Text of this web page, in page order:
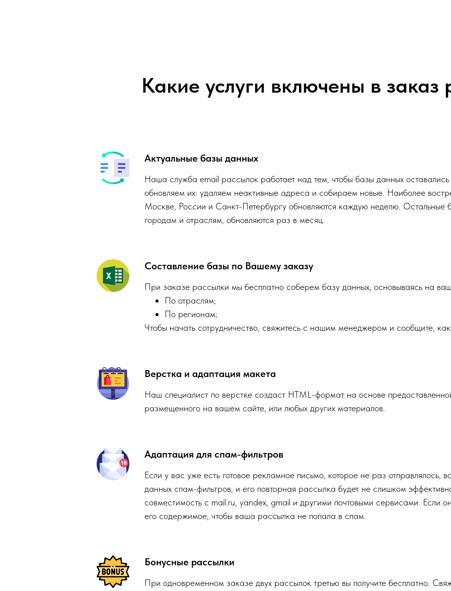
Какие услуги включены в заказ
Актуальные базы данных
Наша служба email рассылок работает над тем, чтобы базы данных
обновляем их: удаляем неактивные адреса и собираем новые. Наиболее
Москве, России и Санкт-Петербургу обновляются каждую неделю. Остальные
городам и отраслям, обновляются раз в месяц.
Составление базы по Вашему заказу
При заказе рассылки мы бесплатно соберем базу данных, основываясь на
По отраслям;
По регионам;
Чтобы начать сотрудничество, свяжитесь с нашим менеджером и сообщите,
Верстка и адаптация макета
Наш специалист по верстке создаст HTML-формат на основе
размещенного на вашем сайте, или любых других материалов.
Адаптация для спам-фильтров
Если у вас уже есть готовое рекламное письмо, которое не раз отправлялось,
данных спам-фильтров, и его повторная рассылка будет не слишком
совместимость с mail.ru, yandex, gmail и другими почтовыми сервисами. Если
его содержимое, чтобы ваша рассылка не попала в спам.
Бонусные рассылки
При одновременном заказе двух рассылок третью вы получите бесплатно.